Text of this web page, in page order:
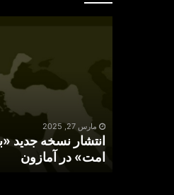
در
آمازون
مارس 27, 2025
انتشار نسخه جدید
امت» در آمازون